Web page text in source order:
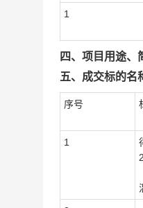
1
四、项目用途、
五、成交标的名
序号
1